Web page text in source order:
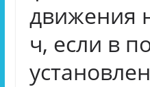
движения
ч, если в